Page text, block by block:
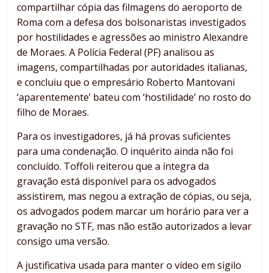
compartilhar cópia das filmagens do aeroporto de
Roma com a defesa dos bolsonaristas investigados
por hostilidades e agressões ao ministro Alexandre
de Moraes. A Polícia Federal (PF) analisou as
imagens, compartilhadas por autoridades italianas,
e concluiu que o empresário Roberto Mantovani
‘aparentemente’ bateu com ‘hostilidade’ no rosto do
filho de Moraes.
Para os investigadores, já há provas suficientes
para uma condenação. O inquérito ainda não foi
concluído. Toffoli reiterou que a íntegra da
gravação está disponível para os advogados
assistirem, mas negou a extração de cópias, ou seja,
os advogados podem marcar um horário para ver a
gravação no STF, mas não estão autorizados a levar
consigo uma versão.
A justificativa usada para manter o vídeo em sigilo